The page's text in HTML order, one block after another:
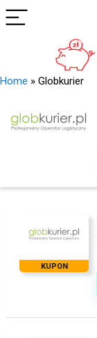
Home » Globkurier
KUPON